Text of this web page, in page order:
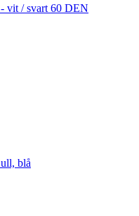
vit / svart 60 DEN
blå